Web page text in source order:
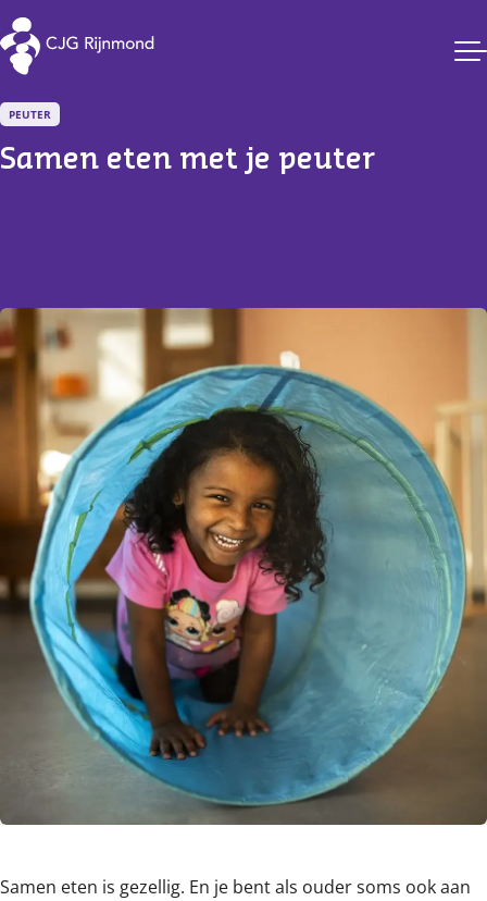
CJG Rijnmond
PEUTER
Samen eten met je peuter
Samen eten is gezellig. En je bent als ouder soms ook aan